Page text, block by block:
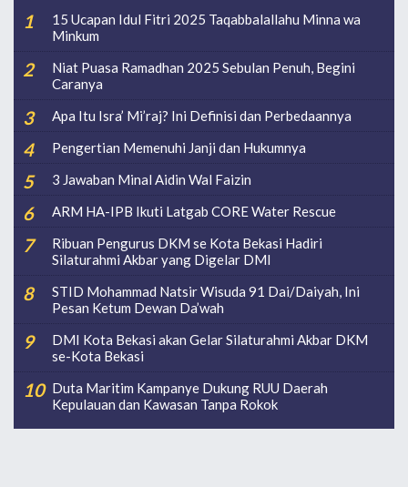
15 Ucapan Idul Fitri 2025 Taqabbalallahu Minna wa
Minkum
Niat Puasa Ramadhan 2025 Sebulan Penuh, Begini
Caranya
Apa Itu Isra’ Mi’raj? Ini Definisi dan Perbedaannya
Pengertian Memenuhi Janji dan Hukumnya
3 Jawaban Minal Aidin Wal Faizin
ARM HA-IPB Ikuti Latgab CORE Water Rescue
Ribuan Pengurus DKM se Kota Bekasi Hadiri
Silaturahmi Akbar yang Digelar DMI
STID Mohammad Natsir Wisuda 91 Dai/Daiyah, Ini
Pesan Ketum Dewan Da’wah
DMI Kota Bekasi akan Gelar Silaturahmi Akbar DKM
se-Kota Bekasi
Duta Maritim Kampanye Dukung RUU Daerah
Kepulauan dan Kawasan Tanpa Rokok